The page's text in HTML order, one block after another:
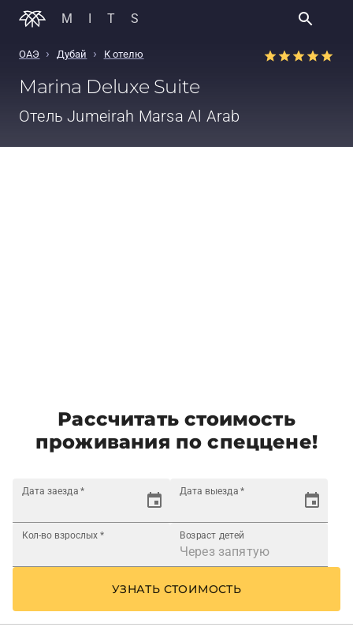
MITS
ОАЭ › Дубай › К отелю
Marina Deluxe Suite
ОтельJumeirah Marsa Al Arab
Рассчитать стоимость
проживания по спеццене!
Дата заезда * Дата выезда *
Кол-во взрослых * Возраст детей
УЗНАТЬ СТОИМОСТЬ